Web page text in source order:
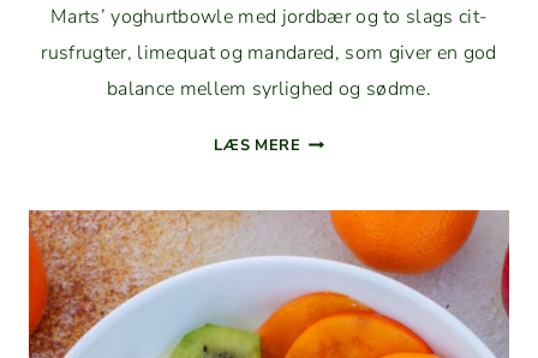
Marts’ yoghurt­bowle med jord­bær og to slags cit­
rusfrugter, lime­quat og man­dared, som giv­er en god
bal­ance mellem syrlighed og sødme.
LÆS MERE YOGHURT­
CITRUSFRUGTER